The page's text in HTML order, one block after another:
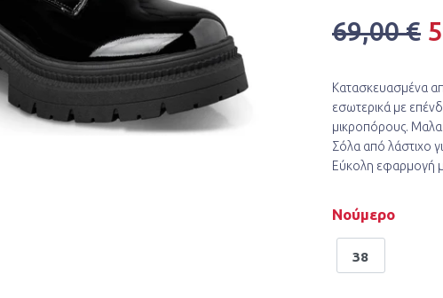
69,00 €
Κατασκευασμένα
εσωτερικά με
μικροπόρους.
Σόλα από λάστιχο
Εύκολη εφαρμογή
Νούμερο
38